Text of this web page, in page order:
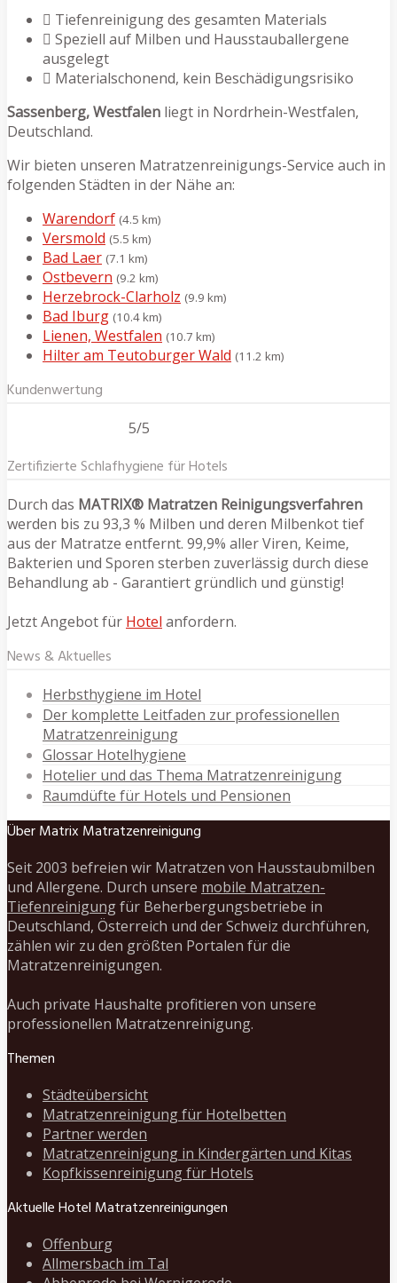
Tiefenreinigung des gesamten Materials
Speziell auf Milben und Hausstauballergene
ausgelegt
Materialschonend, kein Beschädigungsrisiko
Sassenberg, Westfalen liegt in Nordrhein-Westfalen,
Deutschland.
Wir bieten unseren Matratzenreinigungs-Service auch in
folgenden Städten in der Nähe an:
Warendorf (4.5 km)
Versmold (5.5 km)
Bad Laer (7.1 km)
Ostbevern (9.2 km)
Herzebrock-Clarholz (9.9 km)
Bad Iburg (10.4 km)
Lienen, Westfalen (10.7 km)
Hilter am Teutoburger Wald (11.2 km)
Kundenwertung
5/5
Zertifizierte Schlafhygiene für Hotels
Durch das MATRIX® Matratzen Reinigungsverfahren
werden bis zu 93,3 % Milben und deren Milbenkot tief
aus der Matratze entfernt. 99,9% aller Viren, Keime,
Bakterien und Sporen sterben zuverlässig durch diese
Behandlung ab - Garantiert gründlich und günstig!
Jetzt Angebot für Hotel anfordern.
News & Aktuelles
Herbsthygiene im Hotel
Der komplette Leitfaden zur professionellen
Matratzenreinigung
Glossar Hotelhygiene
Hotelier und das Thema Matratzenreinigung
Raumdüfte für Hotels und Pensionen
Über Matrix Matratzenreinigung
Seit 2003 befreien wir Matratzen von Hausstaubmilben
und Allergene. Durch unsere mobile Matratzen-
Tiefenreinigungfür Beherbergungsbetriebe in
Deutschland, Österreich und der Schweiz durchführen,
zählen wir zu den größten Portalen für die
Matratzenreinigungen.
Auch private Haushalte profitieren von unsere
professionellen Matratzenreinigung.
Themen
Städteübersicht
Matratzenreinigung für Hotelbetten
Partner werden
Matratzenreinigung in Kindergärten und Kitas
Kopfkissenreinigung für Hotels
Aktuelle Hotel Matratzenreinigungen
Offenburg
Allmersbach im Tal